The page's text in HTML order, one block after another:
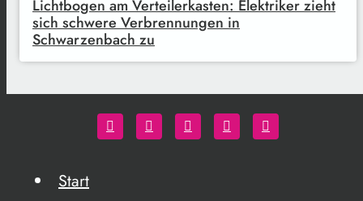
Lichtbogen am Verteilerkasten: Elektriker zieht
sich schwere Verbrennungen in
Schwarzenbach zu
Start